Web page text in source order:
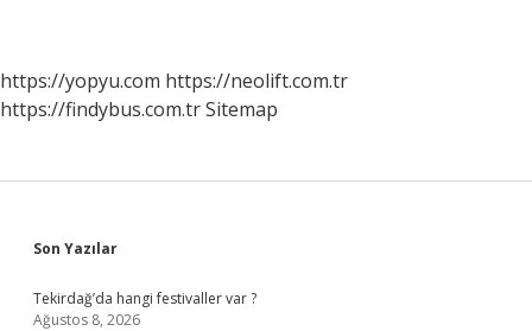
https://yopyu.com https://neolift.com.tr
https://findybus.com.trSitemap
Sidebar
Son Yazılar
Tekirdağ’da hangi festivaller var ?
Ağustos 8, 2026